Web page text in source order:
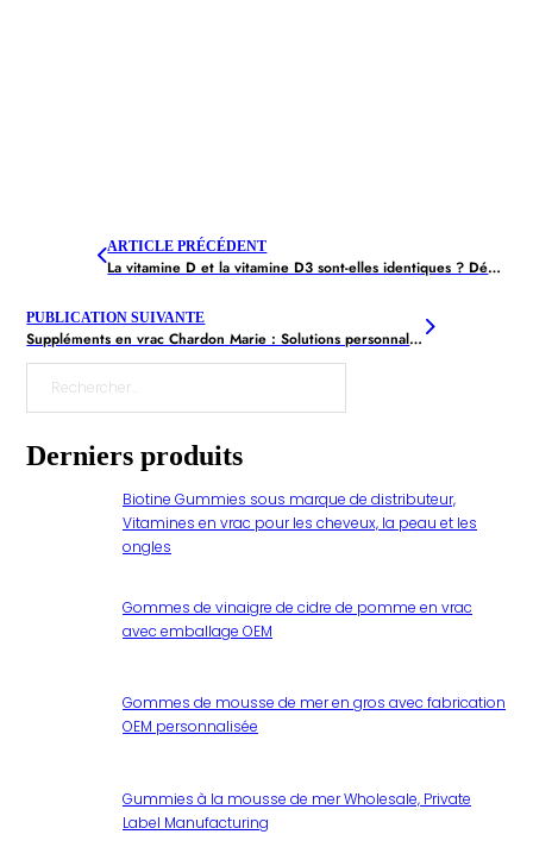
ARTICLE PRÉCÉDENT
La vitamine D et la vitamine D3 sont-elles identiques ? Découvrez la différence
PUBLICATION SUIVANTE
Suppléments en vrac Chardon Marie : Solutions personnalisées pour l'extrait de chardon-marie
Rechercher
Derniers produits
Biotine Gummies sous marque de distributeur,
Vitamines en vrac pour les cheveux, la peau et les
ongles
Gommes de vinaigre de cidre de pomme en vrac
avec emballage OEM
Gommes de mousse de mer en gros avec fabrication
OEM personnalisée
Gummies à la mousse de mer Wholesale, Private
Label Manufacturing